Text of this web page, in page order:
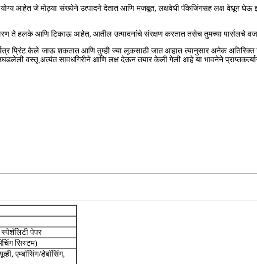
आहेत जे मोठ्या संख्येने उत्पादने देतात आणि मजबूत, लक्षवेधी पॅकेजिंगसह लक्ष वेधून घेऊ
ते हलके आणि टिकाऊ आहेत, आतील उत्पादनांचे संरक्षण करतात तसेच तुमच्या पार्सलचे
प्रिंट केले जाऊ शकतात आणि तुम्ही ज्या लूकसाठी जात आहात त्यानुसार अनेक
वस्तू अत्यंत सावधगिरीने आणि लक्ष देऊन तयार केली गेली आहे या भावनेने
स्पेशॅलिटी पेपर
सिस्टम)
एम्बॉसिंग/डेबॉसिंग,